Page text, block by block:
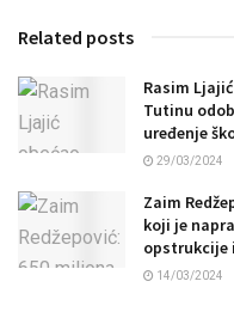
Related posts
Rasim
Tutinu
uređenje
29/03/2024
Zaim
koji je
opstrukcije
14/03/2024